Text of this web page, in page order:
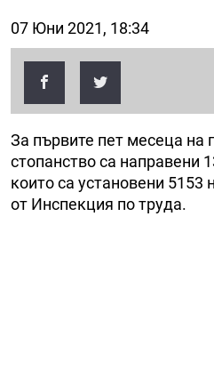
07 Юни 2021, 18:34
За първите пет месеца на
стопанство са направени
които са установени
от Инспекция по труда.